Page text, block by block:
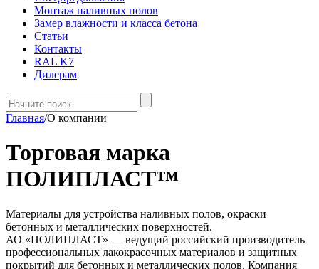
Монтаж наливных полов
Замер влажности и класса бетона
Статьи
Контакты
RAL K7
Дилерам
Главная/О компании
Торговая марка
ПОЛИПЛАСТ™
Материалы для устройства наливных полов, окраски
бетонных и металлических поверхностей.
АО «ПОЛИПЛАСТ» — ведущий российский производитель
профессиональных лакокрасочных материалов и защитных
покрытий для бетонных и металлических полов. Компания